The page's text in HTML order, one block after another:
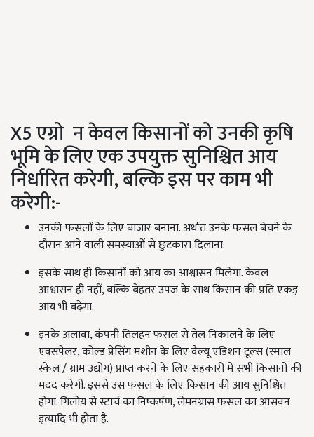
X5 एग्रो न केवल किसानों को उनकी कृषि
भूमि के लिए एक उपयुक्त सुनिश्चित आय
निर्धारित करेगी, बल्कि इस पर काम भी
करेगी:-
उनकी फसलों के लिए बाजार बनाना. अर्थात उनके फसल बेचने के
दौरान आने वाली समस्याओं से छुटकारा दिलाना.
इसके साथ ही किसानों को आय का आश्वासन मिलेगा. केवल
आश्वासन ही नहीं, बल्कि बेहतर उपज के साथ किसान की प्रति एकड़
आय भी बढ़ेगा.
इनके अलावा, कंपनी तिलहन फसल से तेल निकालने के लिए
एक्सपेलर, कोल्ड प्रेसिंग मशीन के लिए वैल्यू एडिशन टूल्स (स्माल
स्केल / ग्राम उद्योग) प्राप्त करने के लिए सहकारी में सभी किसानों की
मदद करेगी. इससे उस फसल के लिए किसान की आय सुनिश्चित
होगा. गिलोय से स्टार्च का निष्कर्षण, लेमनग्रास फसल का आसवन
इत्यादि भी होता है.